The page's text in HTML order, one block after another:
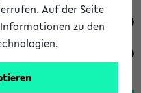
Auf der Seite
zu den